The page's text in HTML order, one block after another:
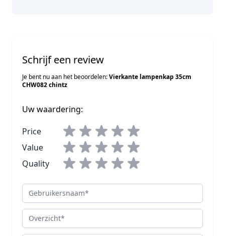
Schrijf een review
Je bent nu aan het beoordelen:Vierkante lampenkap 35cm
CHW082 chintz
Uw waardering:
Price
Value
Quality
Gebruikersnaam
Overzicht